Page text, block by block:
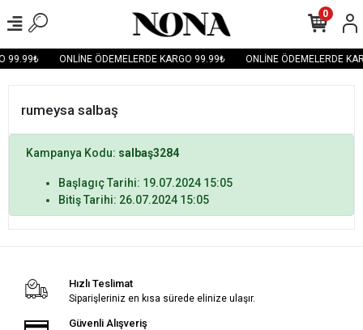
99.99₺ ONLİNE ÖDEMELERDE KARGO 99.99₺ ONLİNE ÖDEMELERDE
0
rumeysa salbaş
Kampanya Kodu: salbaş3284
Başlagıç Tarihi: 19.07.2024 15:05
Bitiş Tarihi: 26.07.2024 15:05
Hızlı Teslimat
Siparişleriniz en kısa sürede elinize ulaşır.
Güvenli Alışveriş